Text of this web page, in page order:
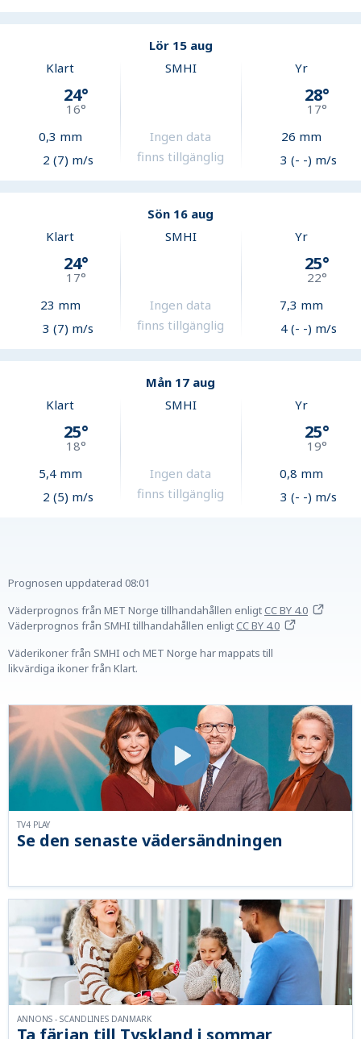
Lör 15 aug
Klart
24°
16°
0,3 mm
2 (7) m/s
SMHI
Ingen data
finns tillgänglig
Yr
28°
17°
26 mm
3 (- -) m/s
Sön 16 aug
Klart
24°
17°
23 mm
3 (7) m/s
SMHI
Ingen data
finns tillgänglig
Yr
25°
22°
7,3 mm
4 (- -) m/s
Mån 17 aug
Klart
25°
18°
5,4mm
2 (5) m/s
SMHI
Ingen data
finns tillgänglig
Yr
25°
19°
0,8 mm
3 (- -) m/s
Prognosen uppdaterad 08:01
Väderprognos från MET Norge tillhandahållen enligtCC BY 4.0
Väderprognos från SMHI tillhandahållen enligtCC BY 4.0
Väderikoner från SMHI och MET Norge har mappats till
likvärdiga ikoner från Klart.
Se den senaste vädersändningen
TV4 PLAY
ANNONS - SCANDLINES DANMARK